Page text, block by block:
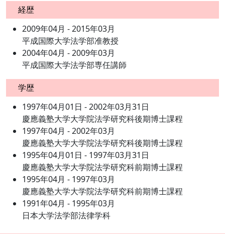
経歴
2009年04月 - 2015年03月
平成国際大学法学部准教授
2004年04月 - 2009年03月
平成国際大学法学部専任講師
学歴
1997年04月01日 - 2002年03月31日
慶應義塾大学大学院法学研究科後期博士課程
1997年04月 - 2002年03月
慶應義塾大学大学院法学研究科後期博士課程
1995年04月01日 - 1997年03月31日
慶應義塾大学大学院法学研究科前期博士課程
1995年04月 - 1997年03月
慶應義塾大学大学院法学研究科前期博士課程
1991年04月 - 1995年03月
日本大学法学部法律学科